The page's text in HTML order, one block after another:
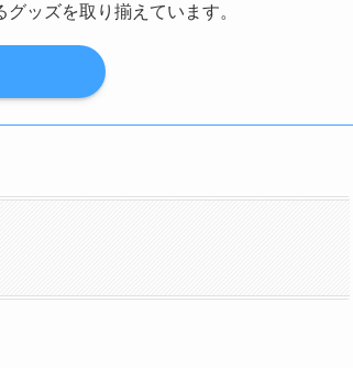
ッズを取り揃えています。